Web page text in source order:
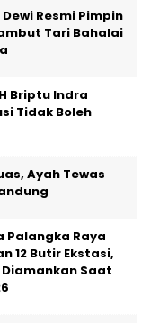
Resmi Pimpin
Tari Bahalai
Briptu Indra
Tidak Boleh
Ayah Tewas
Palangka Raya
12 Butir Ekstasi,
Saat